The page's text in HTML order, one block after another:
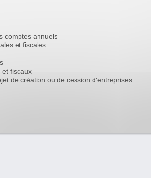
comptes annuels
et fiscales
et fiscaux
de création ou de cession d'entreprises